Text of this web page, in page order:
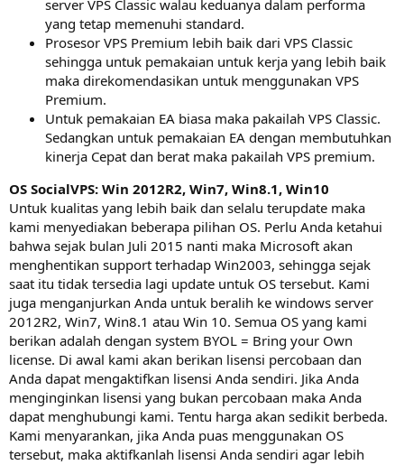
server VPS Classic walau keduanya dalam performa
yang tetap memenuhi standard.
Prosesor VPS Premium lebih baik dari VPS Classic
sehingga untuk pemakaian untuk kerja yang lebih baik
maka direkomendasikan untuk menggunakan VPS
Premium.
Untuk pemakaian EA biasa maka pakailah VPS Classic.
Sedangkan untuk pemakaian EA dengan membutuhkan
kinerja Cepat dan berat maka pakailah VPS premium.
OS SocialVPS: Win 2012R2, Win7, Win8.1, Win10
Untuk kualitas yang lebih baik dan selalu terupdate maka
kami menyediakan beberapa pilihan OS. Perlu Anda ketahui
bahwa sejak bulan Juli 2015 nanti maka Microsoft akan
menghentikan support terhadap Win2003, sehingga sejak
saat itu tidak tersedia lagi update untuk OS tersebut. Kami
juga menganjurkan Anda untuk beralih ke windows server
2012R2, Win7, Win8.1 atau Win 10. Semua OS yang kami
berikan adalah dengan system BYOL = Bring your Own
license. Di awal kami akan berikan lisensi percobaan dan
Anda dapat mengaktifkan lisensi Anda sendiri. Jika Anda
menginginkan lisensi yang bukan percobaan maka Anda
dapat menghubungi kami. Tentu harga akan sedikit berbeda.
Kami menyarankan, jika Anda puas menggunakan OS
tersebut, maka aktifkanlah lisensi Anda sendiri agar lebih